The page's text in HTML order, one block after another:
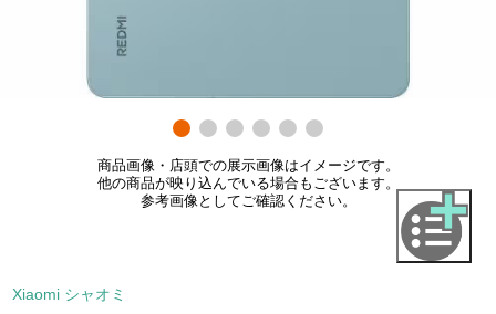
商品画像・店頭での展示画像はイメージです。
他の商品が映り込んでいる場合もございます。
参考画像としてご確認ください。
Xiaomi シャオミ